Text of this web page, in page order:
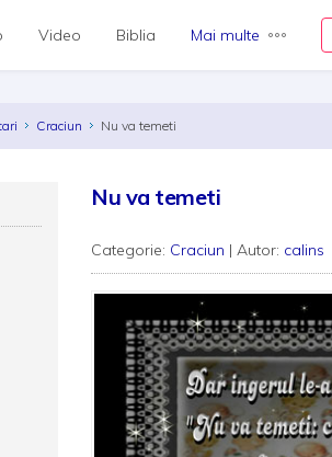
Video Biblia Mai multe
Craciun Nu va temeti
Nu va temeti
Categorie: Craciun | Autor: calins